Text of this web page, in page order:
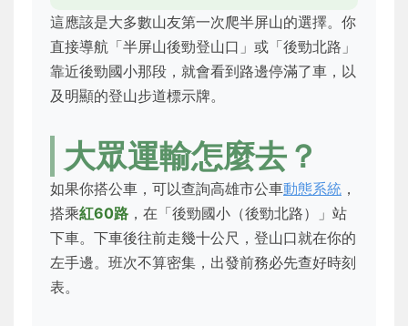
這應該是大多數山友第一次爬半屏山的選擇。你
直接導航「半屏山後勁登山口」或「後勁北路」
靠近後勁國小那段，就會看到路邊停滿了車，以
及明顯的登山步道標示牌。
大眾運輸怎麼去？
如果你搭公車，可以查詢高雄市公車動態系統 ，
搭乘紅60路 ，在「後勁國小（後勁北路）」站
下車。下車後往前走幾十公尺，登山口就在你的
左手邊。班次不算密集，出發前務必先查好時刻
表。